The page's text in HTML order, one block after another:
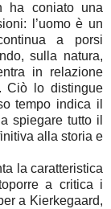
ha coniato una
l’uomo è un
a porsi
sulla natura,
in relazione
Ciò lo distingue
tempo indica il
spiegare tutto il
alla storia e
la caratteristica
a critica i
a Kierkegaard,